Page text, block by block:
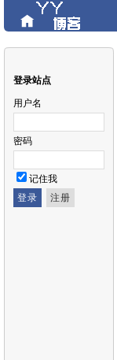
登录站点
用户名
密码
记住我